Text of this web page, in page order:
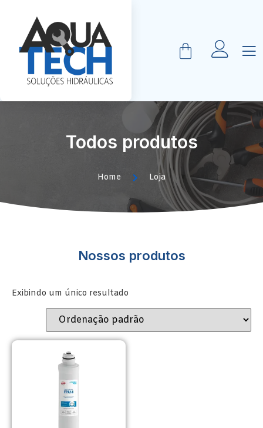
Todos produtos
Home Loja
Nossos produtos
Exibindo um único resultado